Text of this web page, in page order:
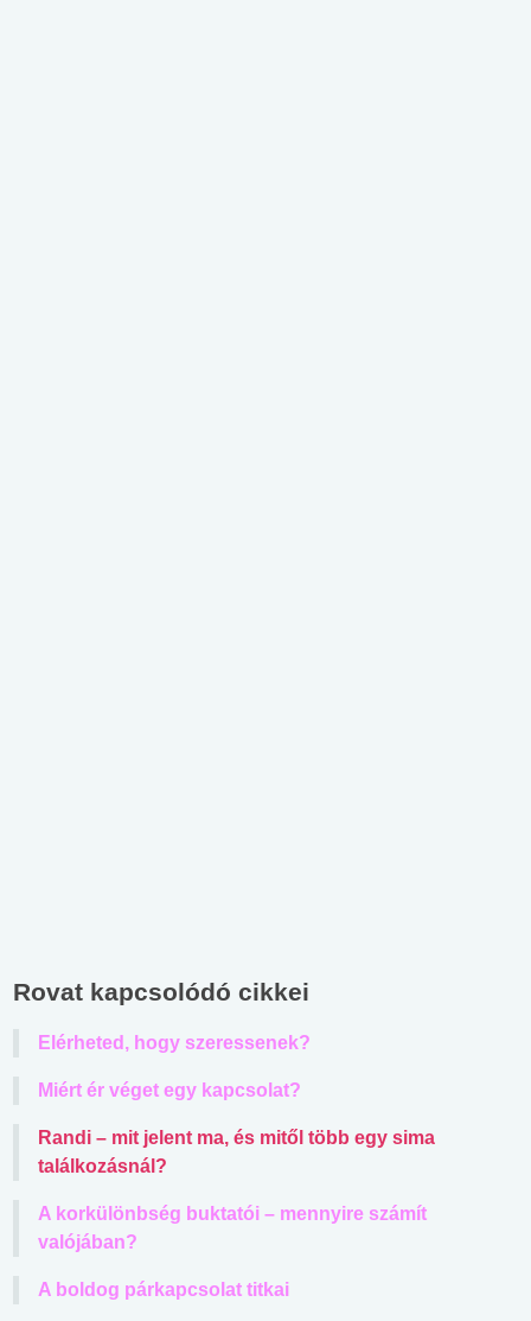
Rovat kapcsolódó cikkei
Elérheted, hogy szeressenek?
Miért ér véget egy kapcsolat?
Randi – mit jelent ma, és mitől több egy sima
találkozásnál?
A korkülönbség buktatói – mennyire számít
valójában?
A boldog párkapcsolat titkai